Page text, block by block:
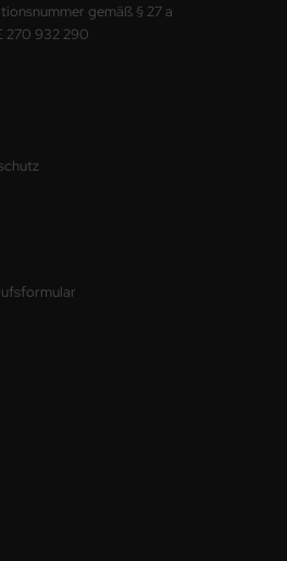
gemäß § 27 a
270 932 290